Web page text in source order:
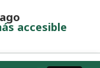
accesible